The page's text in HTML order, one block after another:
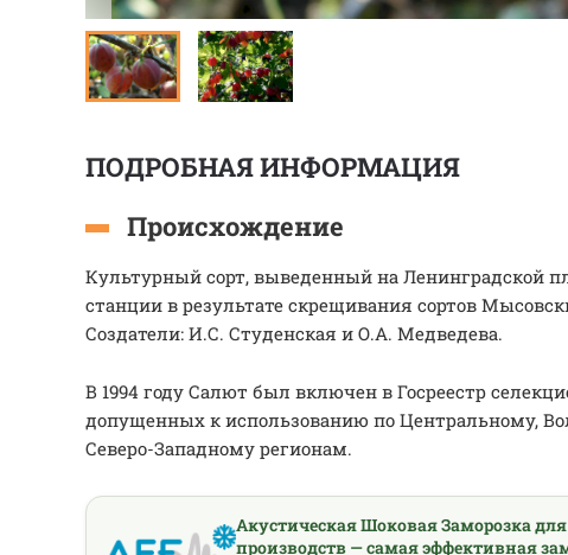
ПОДРОБНАЯ ИНФОРМАЦИЯ
Происхождение
Культурный сорт, выведенный на Ленинградской
станции в результате скрещивания сортов
Создатели: И.С. Студенская и О.А. Медведева.
В 1994 году Салют был включен в Госреестр
допущенных к использованию по Центральному,
Северо-Западному регионам.
Акустическая Шоковая Заморозка
производств — самая эффективная